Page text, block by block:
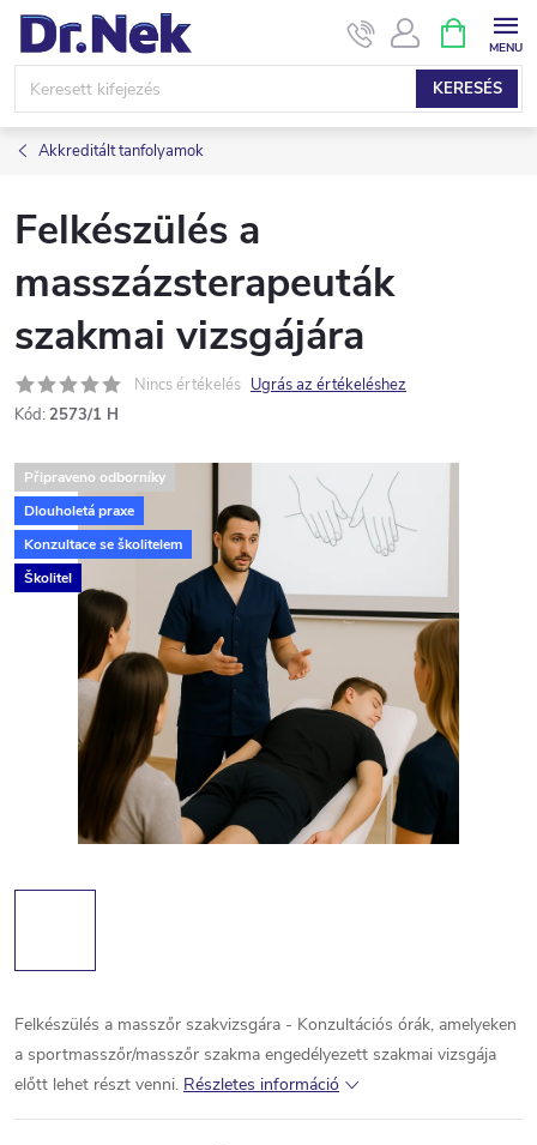
Ugrás
KERESÉS
KOSÁR
Akkreditált tanfolyamok
Felkészülés a
masszázsterapeuták
szakmai vizsgájára
Nincs értékelés Ugrás az értékeléshez
Kód: 2573/1 H
Připraveno odborníky
Dlouholetá praxe
Konzultace se školitelem
Školitel
Felkészülés a masszőr szakvizsgára - Konzultációs órák, amelyeken
a sportmasszőr/masszőr szakma engedélyezett szakmai vizsgája
előtt lehet részt venni. Részletes információ